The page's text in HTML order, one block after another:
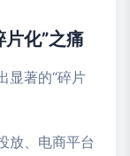
化”之痛
显著的“碎片
放、电商平台